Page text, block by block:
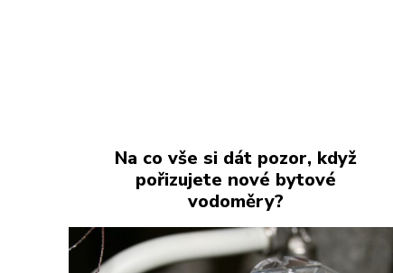
Na co vše si dát pozor, když
pořizujete nové bytové
vodoměry?